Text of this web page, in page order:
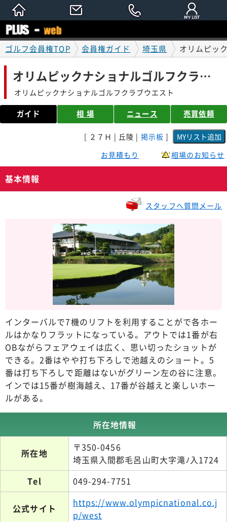
ゴルフ会員権TOP 会員権ガイド 埼玉県 オリムピッ
オリムピックナショナルゴルフクラブＷＥＳＴ 会員権ガイド
オリムピックナショナルゴルフクラブウエスト
ガイド 相 場 ニュース 売買依頼
[ ２７Ｈ | 丘陵 | 掲示板 ]
お見積もり
相場のお知らせ
基本情報
スタッフへ質問メール
インターバルで7機のリフトを利用することがで各ホー
ルはかなりフラットになっている。アウトでは1番が右
OBながらフェアウェイは広く、思い切ったショットが
できる。2番はやや打ち下ろしで池越えのショート。5
番は打ち下ろしで距離はないがグリーン左の谷に注意。
インでは15番が樹海越え、17番が谷越えと楽しいホー
ルがある。
所在地情報
所在地
〒350-0456
埼玉県入間郡毛呂山町大字滝ﾉ入1724
Tel
049-294-7751
公式サイト
https://www.olympicnational.co.j
p/west